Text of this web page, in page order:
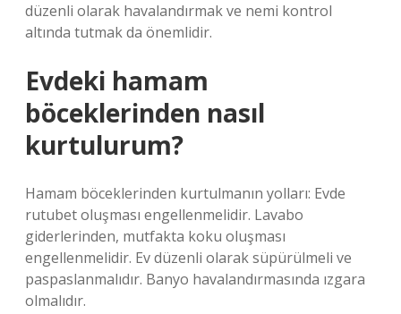
düzenli olarak havalandırmak ve nemi kontrol
altında tutmak da önemlidir.
Evdeki hamam
böceklerinden nasıl
kurtulurum?
Hamam böceklerinden kurtulmanın yolları: Evde
rutubet oluşması engellenmelidir. Lavabo
giderlerinden, mutfakta koku oluşması
engellenmelidir. Ev düzenli olarak süpürülmeli ve
paspaslanmalıdır. Banyo havalandırmasında ızgara
olmalıdır.